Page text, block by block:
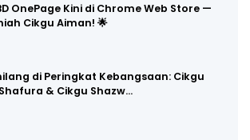
OnePage Kini di Chrome Web Store —
Cikgu Aiman! 🌟
di Peringkat Kebangsaan: Cikgu
& Cikgu Shazw…